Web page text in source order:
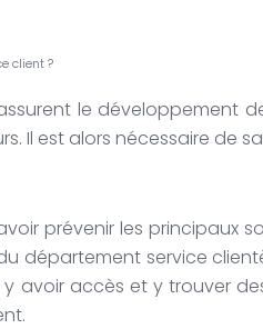
client ?
le développement
Il est alors nécessaire de
prévenir les
département service
accès et y trouver